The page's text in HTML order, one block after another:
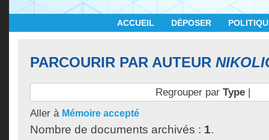
ACCUEIL DÉPOSER
PARCOURIR PAR AUTEUR
Regrouper par Type|
Aller à Mémoire accepté
Nombre de documents archivés : 1.